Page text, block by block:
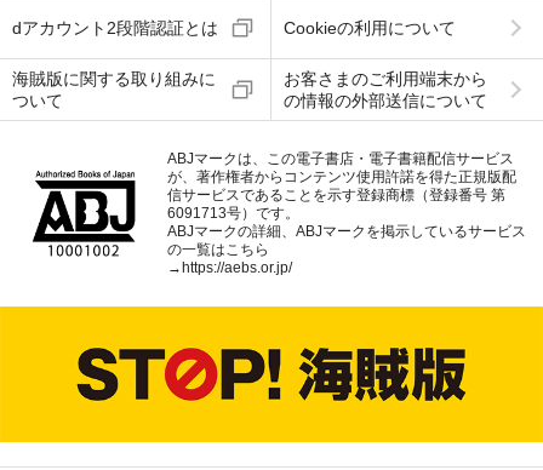
dアカウント2段階認証とは Cookieの利用について
海賊版に関する取り組みに
ついて
お客さまのご利用端末から
の情報の外部送信について
ABJマークは、この電子書店・電子書籍配信サービス
が、著作権者からコンテンツ使用許諾を得た正規版配
信サービスであることを示す登録商標（登録番号 第
6091713号）です。
ABJマークの詳細、ABJマークを掲示しているサービス
の一覧はこちら
→ https://aebs.or.jp/